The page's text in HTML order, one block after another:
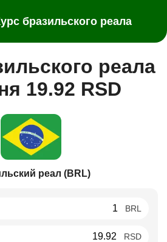
бразильского реала
реала
19.92 RSD
реал (BRL)
BRL
RSD